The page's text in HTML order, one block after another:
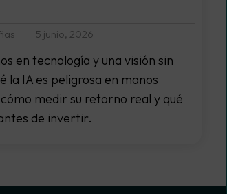
5 junio, 2026
en tecnología y una visión sin
la IA es peligrosa en manos
medir su retorno real y qué
de invertir.